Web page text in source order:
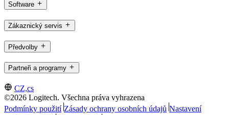
Software
Zákaznický servis
Předvolby
Partneři a programy
CZ,cs
©2026 Logitech. Všechna práva vyhrazena
Podmínky použití Zásady ochrany osobních údajů Nastavení